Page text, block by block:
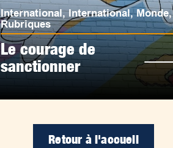
International,International,Monde,
Rubriques
Le courage de
sanctionner
Retour à l'accueil